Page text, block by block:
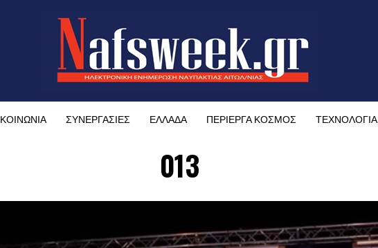
ΚΟΙΝΩΝΙΑ ΣΥΝΕΡΓΑΣΙΕΣ ΕΛΛΑΔΑ ΠΕΡΙΕΡΓΑ ΚΟΣΜΟΣ ΤΕΧΝΟΛΟΓΙΑ
013